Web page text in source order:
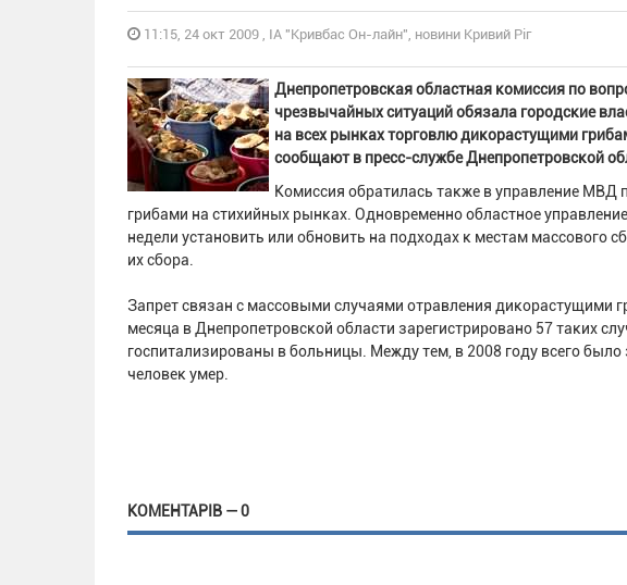
11:15, 24 окт 2009 , ІА "Кривбас Он-лайн", новини Кривий Ріг
Днепропетровская областная комиссия по
чрезвычайных ситуаций обязала городские
на всех рынках торговлю дикорастущими
сообщают в пресс-службе Днепропетровской
Комиссия обратилась также в управление
грибами на стихийных рынках. Одновременно областное
недели установить или обновить на подходах к местам массового
их сбора.
Запрет связан с массовыми случаями отравления дикорастущими
месяца в Днепропетровской области зарегистрировано 57 таких
госпитализированы в больницы. Между тем, в 2008 году всего было
человек умер.
КОМЕНТАРІВ — 0